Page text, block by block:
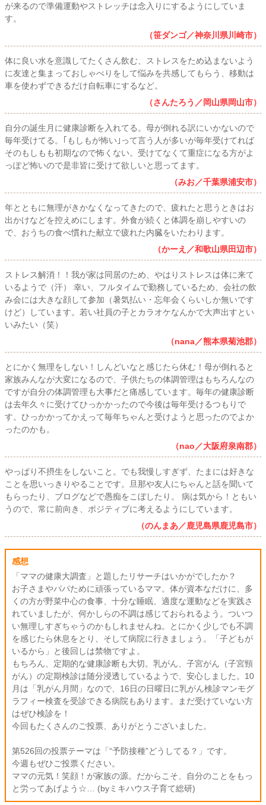
が来るので準備運動やストレッチは念入りにするようにしていま
す。
（笹ダンゴ／神奈川県川崎市）
体に良い水を意識してたくさん飲む、ストレスをため込まないよう
に友達と集まっておしゃべりをして悩みを共感してもらう、移動は
車を使わずできるだけ自転車にするなど。
（さんたろう／岡山県岡山市）
自分の誕生月に健康診断を入れてる。母が倒れる訳にいかないので
毎年受けてる。｢もしもが怖い｣って言う人が多いが毎年受けてれば
そのもしもも初期なので怖くない。受けてなくて重症になる方がよ
っぽど怖いので是非皆に受けて欲しいと思ってます。
（みお／千葉県浦安市）
年とともに無理がきかなくなってきたので、疲れたと思うときはお
出かけなどを控えめにします。外食が続くと体調を崩しやすいの
で、おうちの食べ慣れた献立で疲れた内臓をいたわります。
（かーえ／和歌山県田辺市）
ストレス解消！！我が家は同居のため、やはりストレスは体に来て
いるようで（汗） 幸い、フルタイムで勤務しているため、会社の飲
み会には大きな顔して参加（暑気払い・忘年会くらいしか無いです
けど）しています。若い社員の子とカラオケなんかで大声出すとい
いみたい（笑）
（nana／熊本県菊池郡）
とにかく無理をしない！しんどいなと感じたら休む！母が倒れると
家族みんなが大変になるので、子供たちの体調管理はもちろんなの
ですが自分の体調管理も大事だと痛感しています。毎年の健康診断
は去年久々に受けてひっかかったので今後は毎年受けるつもりで
す。ひっかかってかえって毎年ちゃんと受けようと思ったのでよか
ったのかも。
（nao／大阪府泉南郡）
やっぱり不摂生をしないこと。でも我慢しすぎず、たまには好きな
ことを思いっきりやることです。旦那や友人にちゃんと話を聞いて
もらったり、ブログなどで愚痴をこぼしたり。 病は気から！ともい
うので、常に前向き、ポジティブに考えるようにしています。
（のんまあ／鹿児島県鹿児島市）
感想
「ママの健康大調査」と題したリサーチはいかがでしたか？
お子さまやパパために頑張っているママ。体が資本なだけに、多
くの方が野菜中心の食事、十分な睡眠、適度な運動などを実践さ
れていましたが、何かしらの不調は感じておられるよう。ついつ
い無理しすぎちゃうのかもしれませんね。とにかく少しでも不調
を感じたら休息をとり、そして病院に行きましょう。「子どもが
いるから」と後回しは禁物ですよ。
もちろん、定期的な健康診断も大切。乳がん、子宮がん（子宮頸
がん）の定期検診は随分浸透しているようで、安心しました。10
月は「乳がん月間」なので、16日の日曜日に乳がん検診マンモグ
ラフィー検査を受診できる病院もあります。まだ受けていない方
はぜひ検診を！
今回もたくさんのご投票、ありがとうございました。
第526回の投票テーマは「“予防接種”どうしてる？」です。
今週もぜひご投票ください。
ママの元気！笑顔！が家族の源。だからこそ、自分のことをもっ
と労ってあげよう☆… (byミキハウス子育て総研)